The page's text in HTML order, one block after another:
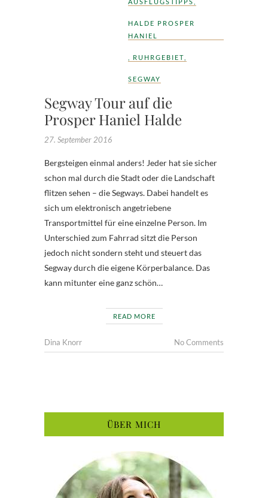
HALDE PROSPER
HANIEL
RUHRGEBIET
SEGWAY
Segway Tour auf die
Prosper Haniel Halde
27. September 2016
Bergsteigen einmal anders! Jeder hat sie sicher
schon mal durch die Stadt oder die Landschaft
flitzen sehen – die Segways. Dabei handelt es
sich um elektronisch angetriebene
Transportmittel für eine einzelne Person. Im
Unterschied zum Fahrrad sitzt die Person
jedoch nicht sondern steht und steuert das
Segway durch die eigene Körperbalance. Das
kann mitunter eine ganz schön…
READ MORE
Dina Knorr No Comments
ÜBER MICH